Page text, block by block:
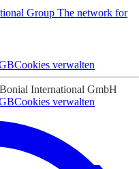
Group The network for
Cookies verwalten
International GmbH
Cookies verwalten